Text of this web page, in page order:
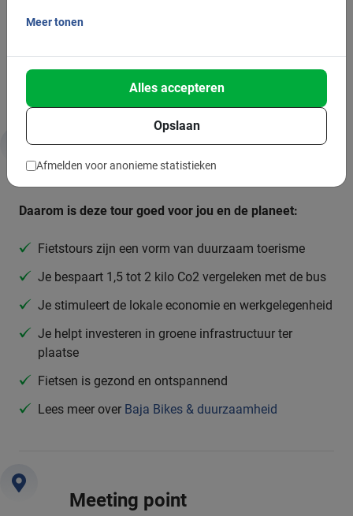
Meer tonen
Opslaan
Alles accepteren
Afmelden voor anonieme statistieken
Minimum aantal: 2 deelnemers
Bij grotere groepen zetten we meer gidsen in
Duurzaamheid & MVO
Daarom is deze tour goed voor jou en de planeet:
Fietstours zijn een vorm van duurzaam toerisme
Je bespaart 1,5 tot 2 kilo Co2 vergeleken met de bus
Je stimuleert de lokale economie en werkgelegenheid
Je helpt investeren in groene infrastructuur ter
plaatse
Fietsen is gezond en ontspannend
Lees meer over Baja Bikes & duurzaamheid
Meeting point